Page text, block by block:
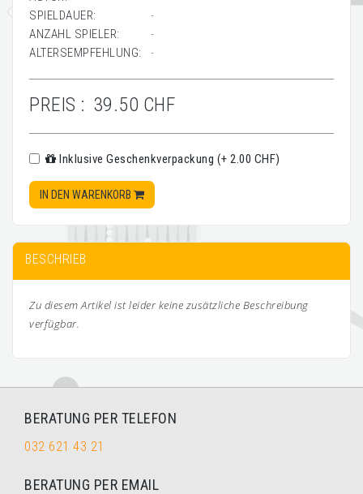
SPIELDAUER:
-
ANZAHL SPIELER:
-
ALTERSEMPFEHLUNG:
-
PREIS : 39.50 CHF
Inklusive Geschenkverpackung (+ 2.00 CHF)
IN DEN WARENKORB
BESCHRIEB
Zu diesem Artikel ist leider keine zusätzliche Beschreibung
verfügbar.
BERATUNG PER TELEFON
032 621 43 21
BERATUNG PER EMAIL